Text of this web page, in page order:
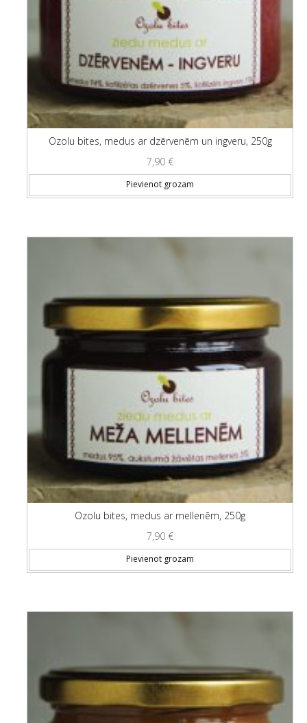
Ozolu bites, medus ar dzērvenēm un ingveru, 250g
7,90 €
Pievienot grozam
Ozolu bites, medus ar mellenēm, 250g
7,90 €
Pievienot grozam